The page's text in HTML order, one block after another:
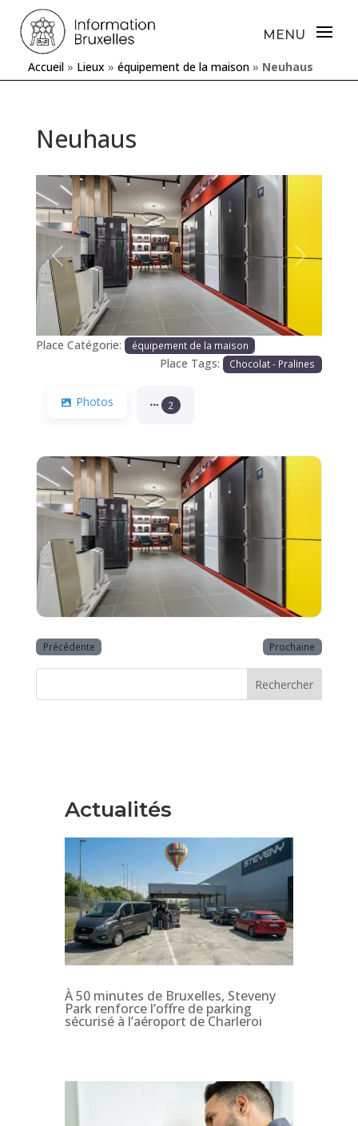
Accueil » Lieux » équipement de la maison » Neuhaus
Neuhaus
Précédente Prochaine
Place Catégorie: équipement de la maison
Place Tags: Chocolat - Pralines
Photos 2
Précédente Prochaine
Rechercher
Actualités
À 50 minutes de Bruxelles, Steveny
Park renforce l’offre de parking
sécurisé à l’aéroport de Charleroi